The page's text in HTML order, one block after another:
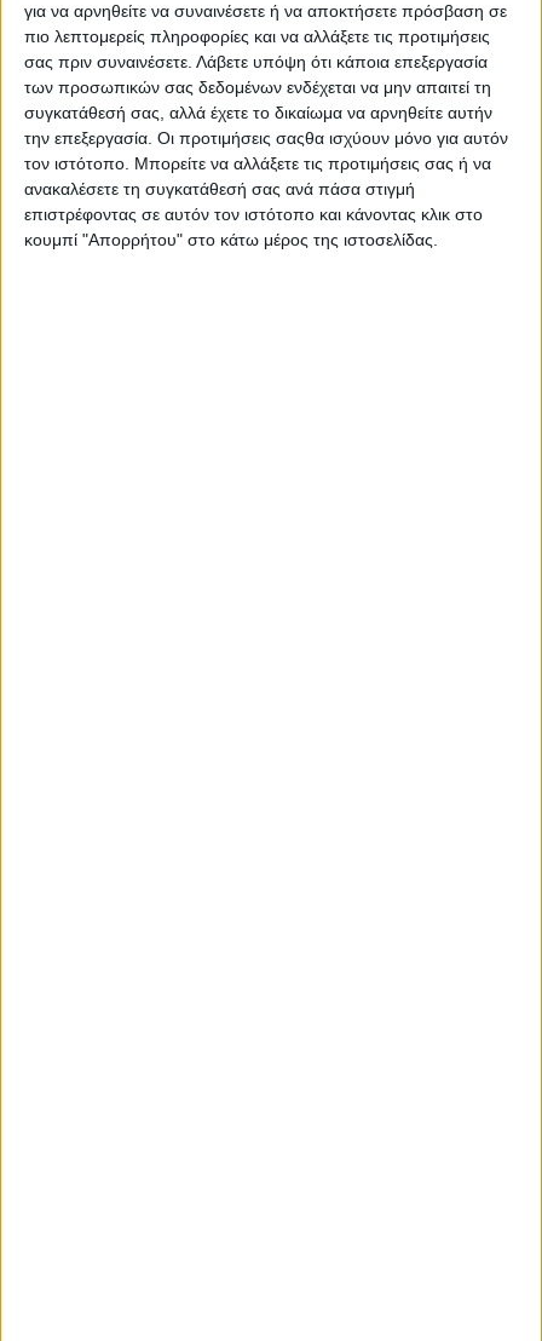
για να αρνηθείτε να συναινέσετε ή να αποκτήσετε πρόσβαση σε
πιο λεπτομερείς πληροφορίες και να αλλάξετε τις προτιμήσεις
σας πριν συναινέσετε. Λάβετε υπόψη ότι κάποια επεξεργασία
των προσωπικών σας δεδομένων ενδέχεται να μην απαιτεί τη
συγκατάθεσή σας, αλλά έχετε το δικαίωμα να αρνηθείτε αυτήν
την επεξεργασία. Οι προτιμήσεις σαςθα ισχύουν μόνο για αυτόν
τον ιστότοπο. Μπορείτε να αλλάξετε τις προτιμήσεις σας ή να
ανακαλέσετε τη συγκατάθεσή σας ανά πάσα στιγμή
επιστρέφοντας σε αυτόν τον ιστότοπο και κάνοντας κλικ στο
κουμπί "Απορρήτου" στο κάτω μέρος της ιστοσελίδας.
«Κύκλο του Πετρασέφσκι» —μια ομάδα
φιλελεύθερων και σοσιαλφιλελεύθερων
διανοουμένων της Αγίας Πετρούπολης— τον
έθεσε υπό στενή παρακολούθηση. Ο Τσάρος
Νικόλαος Α΄, φοβούμενος τη διάχυση των
επαναστατικών ιδεών που συγκλόνιζαν την
Ευρώπη, αποφάσισε να εξαρθρώσει κάθε
κύκλο πνευματικής αμφισβήτησης. Έτσι, στις